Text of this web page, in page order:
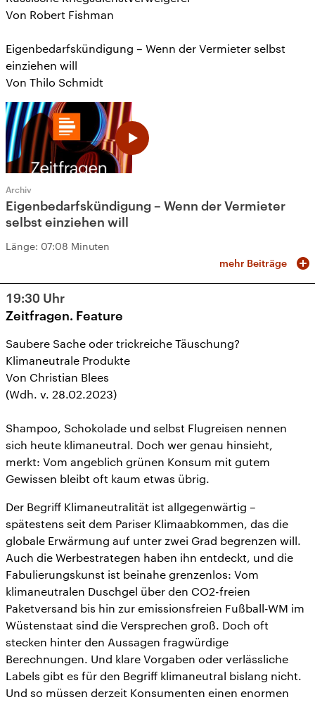
Von Robert Fishman
Eigenbedarfskündigung – Wenn der Vermieter selbst
einziehen will
Von Thilo Schmidt
Archiv
Eigenbedarfskündigung – Wenn der Vermieter
selbst einziehen will
Länge: 07:08 Minuten
mehr Beiträge
19:30 Uhr
Zeitfragen. Feature
Saubere Sache oder trickreiche Täuschung?
Klimaneutrale Produkte
Von Christian Blees
(Wdh. v. 28.02.2023)
Shampoo, Schokolade und selbst Flugreisen nennen
sich heute klimaneutral. Doch wer genau hinsieht,
merkt: Vom angeblich grünen Konsum mit gutem
Gewissen bleibt oft kaum etwas übrig.
Der Begriff Klimaneutralität ist allgegenwärtig –
spätestens seit dem Pariser Klimaabkommen, das die
globale Erwärmung auf unter zwei Grad begrenzen will.
Auch die Werbestrategen haben ihn entdeckt, und die
Fabulierungskunst ist beinahe grenzenlos: Vom
klimaneutralen Duschgel über den CO2-freien
Paketversand bis hin zur emissionsfreien Fußball-WM im
Wüstenstaat sind die Versprechen groß. Doch oft
stecken hinter den Aussagen fragwürdige
Berechnungen. Und klare Vorgaben oder verlässliche
Labels gibt es für den Begriff klimaneutral bislang nicht.
Und so müssen derzeit Konsumenten einen enormen